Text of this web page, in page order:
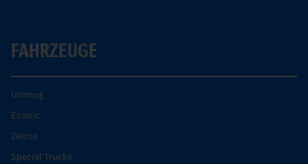
FAHRZEUGE
Unimog
Econic
Zetros
Special Trucks